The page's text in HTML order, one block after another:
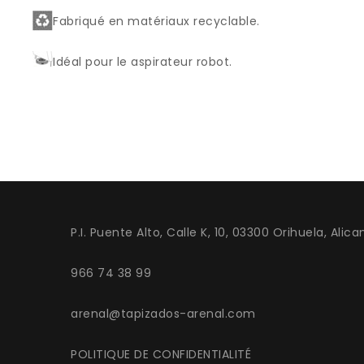
Fabriqué en matériaux recyclable.
Idéal pour le aspirateur robot.
P.I. Puente Alto, Calle K, 10, 03300 Orihuela,
966 74 38 99
arenal@tapizados-arenal.com
POLITIQUE DE CONFIDENTIALITÉ